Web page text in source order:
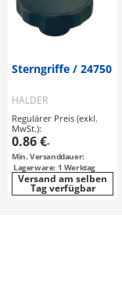
Sterngriffe / 24750
HALDER
Regulärer Preis (exkl.
MwSt.):
0.86 €-
Min. Versanddauer:
Lagerware: 1 Werktag
Versand am selben
Tag verfügbar